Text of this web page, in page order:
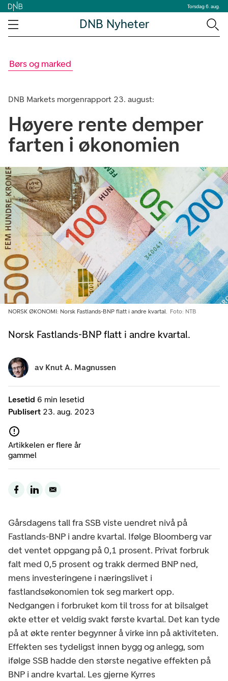
Torsdag 6. aug.
DNB Nyheter
Børs og marked
DNB Markets morgenrapport 23. august:
Høyere rente demper
farten i økonomien
Norsk Fastlands-BNP flatt i andre kvartal.
NORSK ØKONOMI: Norsk Fastlands-BNP flatt i andre kvartal. Foto: NTB
Lesetid 6 min lesetid
Publisert 23. aug. 2023
Artikkelen er flere år
gammel
av Knut A. Magnussen
Gårsdagens tall fra SSB viste uendret nivå på
Fastlands-BNP i andre kvartal. Ifølge Bloomberg var
det ventet oppgang på 0,1 prosent. Privat forbruk
falt med 0,5 prosent og trakk dermed BNP ned,
mens investeringene i næringslivet i
fastlandsøkonomien tok seg markert opp.
Nedgangen i forbruket kom til tross for at bilsalget
økte etter et veldig svakt første kvartal. Det kan tyde
på at økte renter begynner å virke inn på aktiviteten.
Effekten ses tydeligst innen bygg og anlegg, som
ifølge SSB hadde den største negative effekten på
BNP i andre kvartal. Les gjerne Kyrres